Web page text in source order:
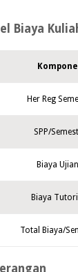
Biaya
Her Reg
SPP/
Biaya
Biaya
Total Biaya/